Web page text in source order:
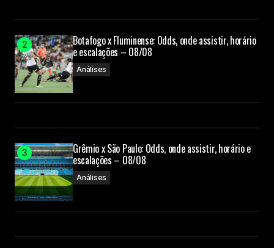
Botafogo x Fluminense: Odds, onde assistir, horário
e escalações – 08/08
Análises
Grêmio x São Paulo: Odds, onde assistir, horário e
escalações – 08/08
Análises